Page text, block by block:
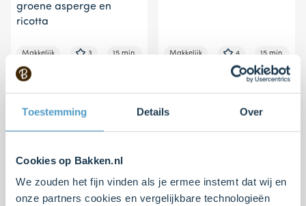
Toestemming Details Over
Cookies op Bakken.nl
We zouden het fijn vinden als je ermee instemt dat wij en
onze partners cookies en vergelijkbare technologieën
groene asperge en
ricotta
Makkelijk 3 15 min. Makkelijk 4 15 min.